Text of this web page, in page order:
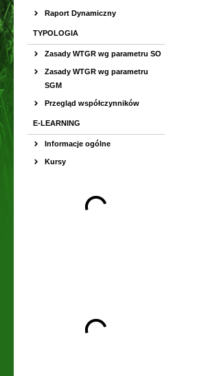
Raport Dynamiczny
TYPOLOGIA
Zasady WTGR wg parametru SO
Zasady WTGR wg parametru
SGM
Przegląd współczynników
E-LEARNING
Informacje ogólne
Kursy